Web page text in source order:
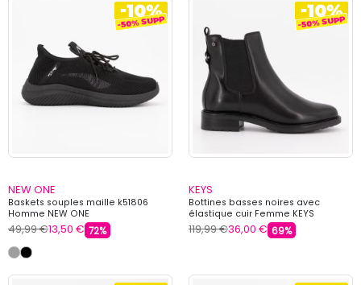
NEW ONE
Baskets souples maille k51806
Homme NEW ONE
49,99 €13,50 € 72%
KEYS
Bottines basses noires avec
élastique cuir Femme KEYS
119,99 €36,00 € 69%